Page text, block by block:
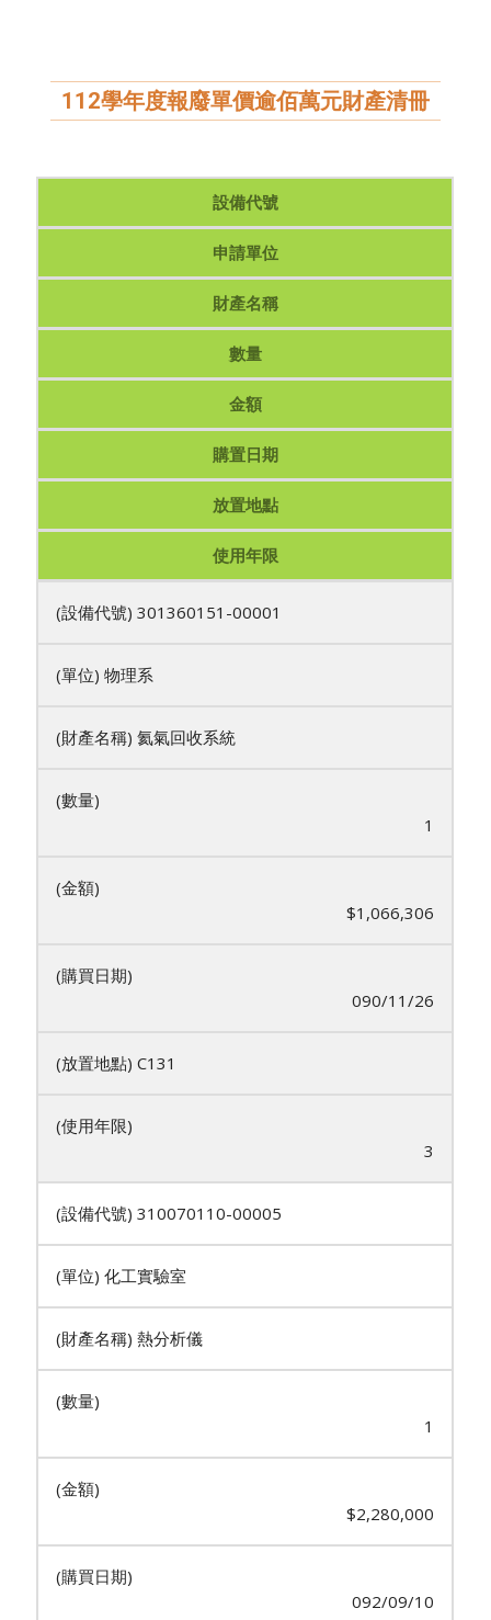
112學年度報廢單價逾佰萬元財產清冊
設備代號
申請單位
財產名稱
數量
金額
購置日期
放置地點
使用年限
301360151-00001
物理系
氦氣回收系統
1
$1,066,306
090/11/26
C131
3
310070110-00005
化工實驗室
熱分析儀
1
$2,280,000
092/09/10